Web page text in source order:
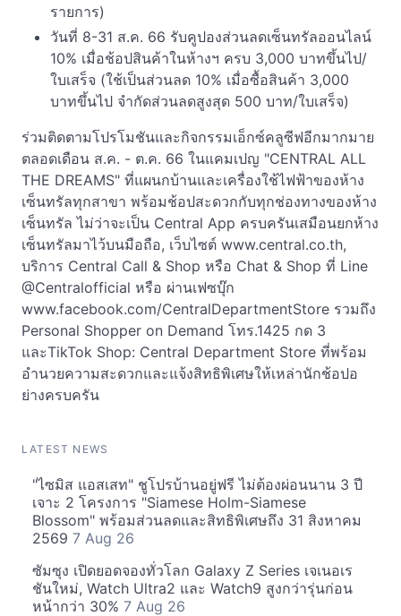
รายการ)
วันที่ 8-31 ส.ค. 66 รับคูปองส่วนลดเซ็นทรัลออนไลน์
10% เมื่อช้อปสินค้าในห้างฯ ครบ 3,000 บาทขึ้นไป/
ใบเสร็จ (ใช้เป็นส่วนลด 10% เมื่อซื้อสินค้า 3,000
บาทขึ้นไป จำกัดส่วนลดสูงสุด 500 บาท/ใบเสร็จ)
ร่วมติดตามโปรโมชันและกิจกรรมเอ็กซ์คลูซีฟอีกมากมาย
ตลอดเดือน ส.ค. - ต.ค. 66 ในแคมเปญ "CENTRAL ALL
THE DREAMS" ที่แผนกบ้านและเครื่องใช้ไฟฟ้าของห้าง
เซ็นทรัลทุกสาขา พร้อมช้อปสะดวกกับทุกช่องทางของห้าง
เซ็นทรัล ไม่ว่าจะเป็น Central App ครบครันเสมือนยกห้าง
เซ็นทรัลมาไว้บนมือถือ, เว็บไซต์ www.central.co.th,
บริการ Central Call & Shop หรือ Chat & Shop ที่ Line
@Centralofficial หรือ ผ่านเฟซบุ๊ก
www.facebook.com/CentralDepartmentStore รวมถึง
Personal Shopper on Demand โทร.1425 กด 3
และTikTok Shop: Central Department Store ที่พร้อม
อำนวยความสะดวกและแจ้งสิทธิพิเศษให้เหล่านักช้อปอ
ย่างครบครัน
LATEST NEWS
"ไซมิส แอสเสท" ชูโปรบ้านอยู่ฟรี ไม่ต้องผ่อนนาน 3 ปี
เจาะ 2 โครงการ "Siamese Holm-Siamese
Blossom" พร้อมส่วนลดและสิทธิพิเศษถึง 31 สิงหาคม
2569 7 Aug 26
ซัมซุง เปิดยอดจองทั่วโลก Galaxy Z Series เจเนอเร
ชันใหม่, Watch Ultra2 และ Watch9 สูงกว่ารุ่นก่อน
หน้ากว่า 30% 7 Aug 26